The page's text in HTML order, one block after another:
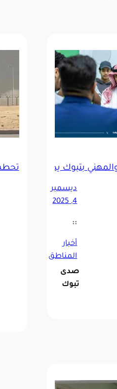
والمهني بتبوك يدشن معرض
ديسمبر
4, 2025
::
أخبار
المناطق
صدى
تبوك